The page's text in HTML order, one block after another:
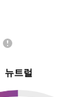
뉴트럴